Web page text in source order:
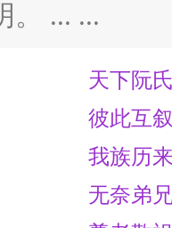
。 ... ...
天下阮
彼此互
我族历
无奈弟